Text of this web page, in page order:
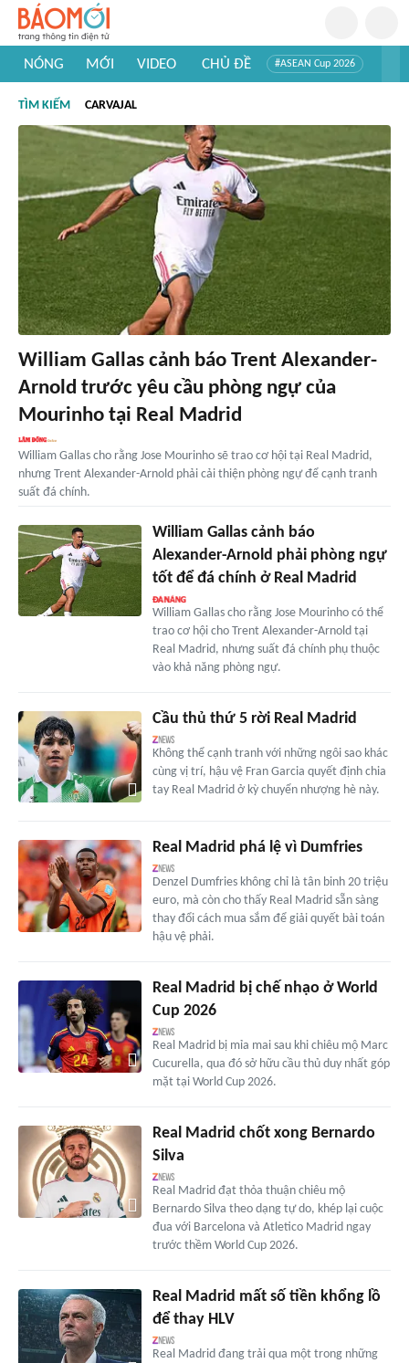
NÓNG MỚI VIDEO CHỦ ĐỀ #ASEAN Cup 2026
#Khám phá thế giới
TÌM KIẾM CARVAJAL
William Gallas cảnh báo Trent Alexander-
Arnold trước yêu cầu phòng ngự của
Mourinho tại Real Madrid
William Gallas cho rằng Jose Mourinho sẽ trao cơ hội tại Real Madrid,
nhưng Trent Alexander-Arnold phải cải thiện phòng ngự để cạnh tranh
suất đá chính.
William Gallas cảnh báo
Alexander-Arnold phải phòng ngự
tốt để đá chính ở Real Madrid
William Gallas cho rằng Jose Mourinho có thể
trao cơ hội cho Trent Alexander-Arnold tại
Real Madrid, nhưng suất đá chính phụ thuộc
vào khả năng phòng ngự.
Cầu thủ thứ 5 rời Real Madrid
Không thể cạnh tranh với những ngôi sao khác
cùng vị trí, hậu vệ Fran Garcia quyết định chia
tay Real Madrid ở kỳ chuyển nhượng hè này.
Real Madrid phá lệ vì Dumfries
Denzel Dumfries không chỉ là tân binh 20 triệu
euro, mà còn cho thấy Real Madrid sẵn sàng
thay đổi cách mua sắm để giải quyết bài toán
hậu vệ phải.
Real Madrid bị chế nhạo ở World
Cup 2026
Real Madrid bị mỉa mai sau khi chiêu mộ Marc
Cucurella, qua đó sở hữu cầu thủ duy nhất góp
mặt tại World Cup 2026.
Real Madrid chốt xong Bernardo
Silva
Real Madrid đạt thỏa thuận chiêu mộ
Bernardo Silva theo dạng tự do, khép lại cuộc
đua với Barcelona và Atletico Madrid ngay
trước thềm World Cup 2026.
Real Madrid mất số tiền khổng lồ
để thay HLV
Real Madrid đang trải qua một trong những